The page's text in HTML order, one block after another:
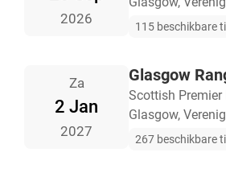
2026 115 beschikbare
Za
2 Jan
2027
Glasgow
Scottish Premier
Glasgow,
267 beschikbare